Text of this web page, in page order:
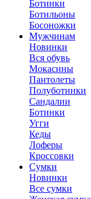
Ботинки
Ботильоны
Босоножки
Мужчинам
Новинки
Вся обувь
Мокасины
Пантолеты
Полуботинки
Сандалии
Ботинки
Угги
Кеды
Лоферы
Кроссовки
Сумки
Новинки
Все сумки